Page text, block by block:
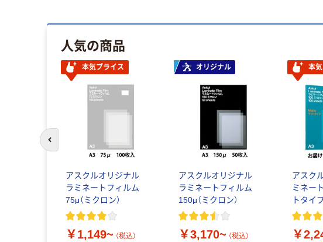
人気の商品
本気プライス
アスクルオリジナル
ラミネートフィルム
75μ（ミクロン）
￥1,149~ （税込）
オリジナル
アスクルオリジナル
ラミネートフィルム
150μ（ミクロン）
￥3,170~ （税込）
本
アスク
ミネー
トタイ
￥
前のスライドへ